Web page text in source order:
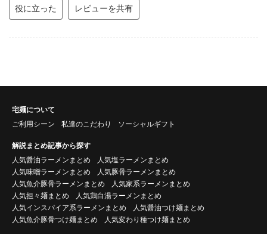
役に立った レビューを共有
宅麺について
ご利用シーン
私達のこだわり ソーシャルギフト
解説まとめ記事から探す
人気醤油ラーメンまとめ
人気塩ラーメンまとめ
人気味噌ラーメンまとめ
人気豚骨ラーメンまとめ
人気魚介豚骨ラーメンまとめ
人気家系ラーメンまとめ
人気担々麺まとめ
人気鶏白湯ラーメンまとめ
人気インスパイア系ラーメンまとめ
人気醤油つけ麺まとめ
人気魚介豚骨つけ麺まとめ
人気変わり種つけ麺まとめ